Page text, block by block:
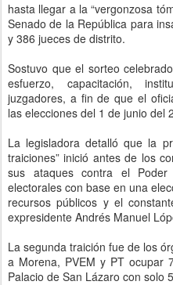
hasta llegar a la “vergonzosa
Senado de la República para
y 386 jueces de distrito.
Sostuvo que el sorteo
esfuerzo, capacitación,
juzgadores, a fin de que el
las elecciones del 1 de junio del
La legisladora detalló que la
traiciones” inició antes de los
sus ataques contra el
electorales con base en una
recursos públicos y el
expresidente Andrés Manuel
La segunda traición fue de los
a Morena, PVEM y PT ocupar
Palacio de San Lázaro con solo